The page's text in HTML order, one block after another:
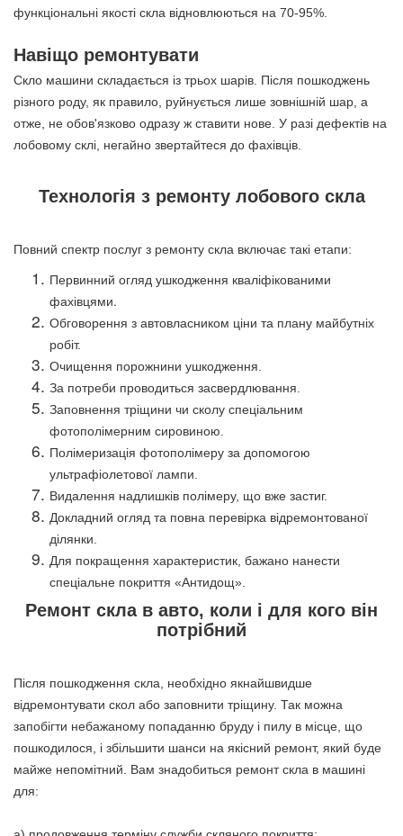
функціональні якості скла відновлюються на 70-95%.
Навіщо ремонтувати
Скло машини складається із трьох шарів. Після пошкоджень
різного роду, як правило, руйнується лише зовнішній шар, а
отже, не обов'язково одразу ж ставити нове. У разі дефектів на
лобовому склі, негайно звертайтеся до фахівців.
Технологія з ремонту лобового скла
Повний спектр послуг з ремонту скла включає такі етапи:
Первинний огляд ушкодження кваліфікованими
фахівцями.
Обговорення з автовласником ціни та плану майбутніх
робіт.
Очищення порожнини ушкодження.
За потреби проводиться засвердлювання.
Заповнення тріщини чи сколу спеціальним
фотополімерним сировиною.
Полімеризація фотополімеру за допомогою
ультрафіолетової лампи.
Видалення надлишків полімеру, що вже застиг.
Докладний огляд та повна перевірка відремонтованої
ділянки.
Для покращення характеристик, бажано нанести
спеціальне покриття «Антидощ».
Ремонт скла в авто, коли і для кого він
потрібний
Після пошкодження скла, необхідно якнайшвидше
відремонтувати скол або заповнити тріщину. Так можна
запобігти небажаному попаданню бруду і пилу в місце, що
пошкодилося, і збільшити шанси на якісний ремонт, який буде
майже непомітний. Вам знадобиться ремонт скла в машині
для: